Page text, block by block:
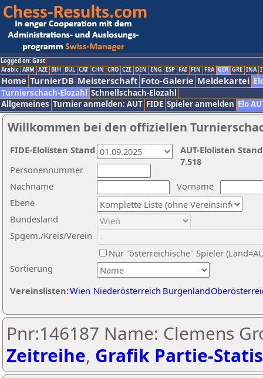
Logged on: Gast
Arabic ARM AZE BIH BUL CAT CHN CRO CZE DEN ENG ESP FAI FIN FRA GER GRE INA
Home TurnierDB Meisterschaft Foto-Galerie Meldekartei
Turnierschach-Elozahl Schnellschach-Elozahl
Allgemeines Turnier anmelden: AUT FIDE Spieler anmelden Elo
Willkommen bei den offiziellen
Nachname
Vorname
Ebene
Sortierung
Personennummer
Bundesland
Spgem./Kreis/Verein
Nur "österreichische" Spieler
Vereinslisten:Wien Niederösterreich Burgenland
AUT-Elolisten
7.518
FIDE-Elolisten Stand
Pnr:146187 Name: Clemens
Zeitreihe, Grafik Partie-